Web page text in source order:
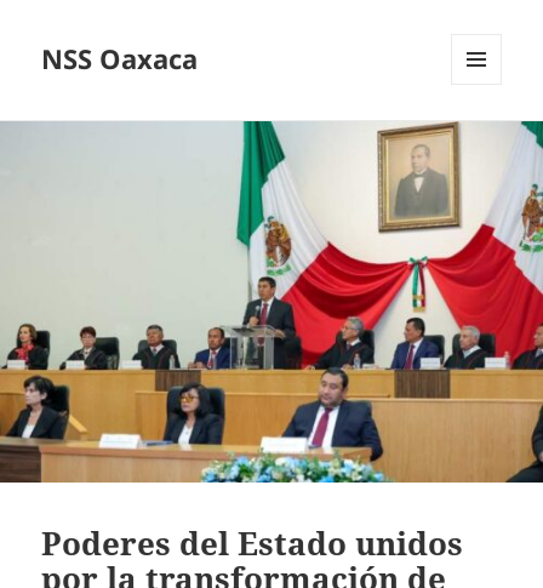
NSS Oaxaca
WIDGETS
Poderes del Estado unidos
por la transformación de